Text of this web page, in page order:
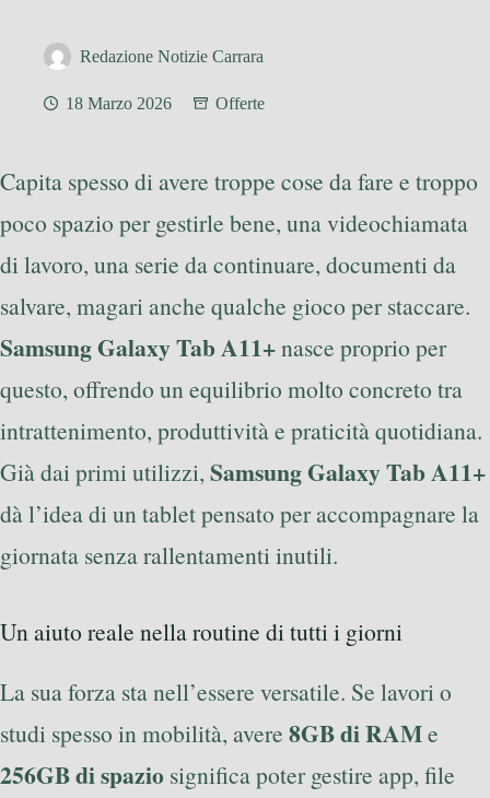
Redazione Notizie Carrara
18 Marzo 2026 Offerte
Capita spesso di avere troppe cose da fare e troppo
poco spazio per gestirle bene, una videochiamata
di lavoro, una serie da continuare, documenti da
salvare, magari anche qualche gioco per staccare.
Samsung Galaxy Tab A11+nasce proprio per
questo, offrendo un equilibrio molto concreto tra
intrattenimento, produttività e praticità quotidiana.
Già dai primi utilizzi, Samsung Galaxy Tab A11+
dà l’idea di un tablet pensato per accompagnare la
giornata senza rallentamenti inutili.
Un aiuto reale nella routine di tutti i giorni
La sua forza sta nell’essere versatile. Se lavori o
studi spesso in mobilità, avere 8GB di RAMe
256GB di spazio significa poter gestire app, file